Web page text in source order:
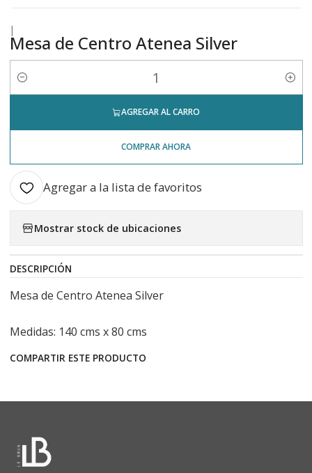
|
Mesa de Centro Atenea Silver
Cantidad
AGREGAR AL CARRO
COMPRAR AHORA
Agregar a la lista de favoritos
Mostrar stock de ubicaciones
DESCRIPCIÓN
Mesa de Centro Atenea Silver
Medidas: 140 cms x 80 cms
COMPARTIR ESTE PRODUCTO